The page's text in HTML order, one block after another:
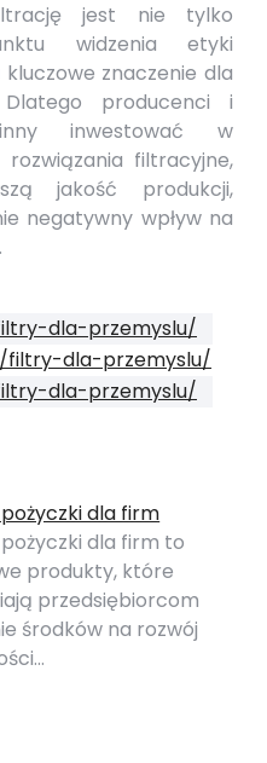
jest nie tylko
widzenia etyki
znaczenie dla
Dlatego producenci i
inwestować w
filtracyjne,
jakość produkcji,
negatywny wpływ na
dla-przemyslu/
filtry-dla-przemyslu/
dla-przemyslu/
dla firm
dla firm to
produkty, które
przedsiębiorcom
środków na rozwój